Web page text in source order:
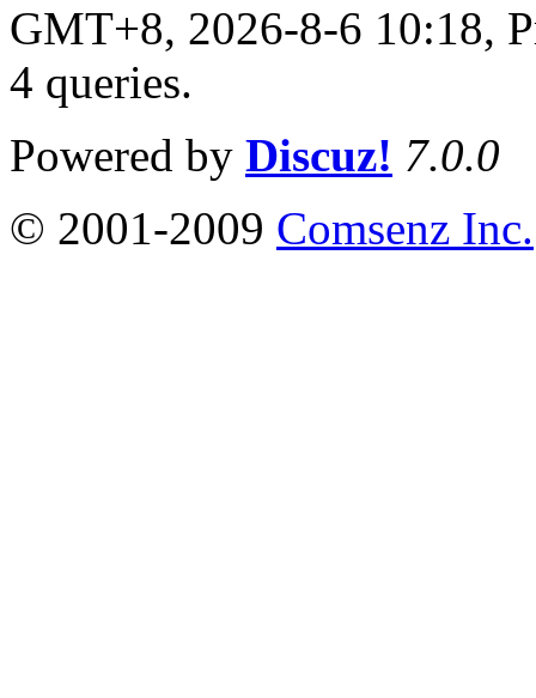
GMT+8, 2026-8-6 10:18,
4 queries.
Powered by Discuz! 7.0.0
© 2001-2009 Comsenz Inc.